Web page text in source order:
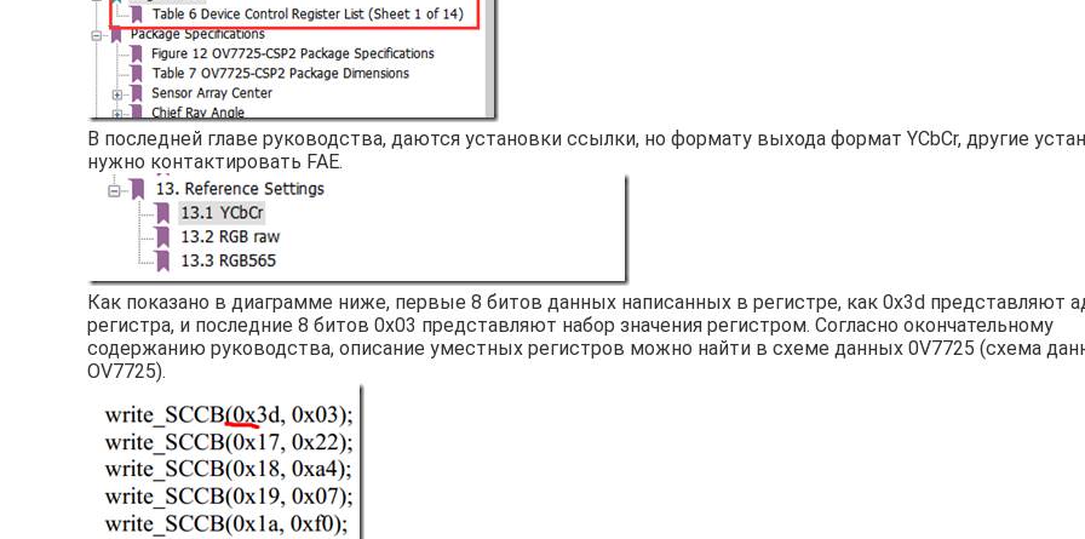
В последней главе руководства, даются установки ссылки, но формату выхода формат YCbCr, другие
нужно контактировать FAE.
Как показано в диаграмме ниже, первые 8 битов данных написанных в регистре, как 0x3d представляют
регистра, и последние 8 битов 0x03 представляют набор значения регистром. Согласно окончательному
содержанию руководства, описание уместных регистров можно найти в схеме данных 0V7725 (схема
OV7725).